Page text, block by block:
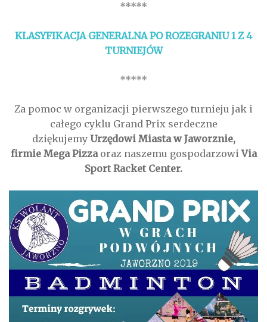
*****
KLASYFIKACJA GENERALNA PO ROZEGRANIU 1 Z 4
TURNIEJÓW
*****
Za pomoc w organizacji pierwszego turnieju jak i
całego cyklu Grand Prix serdeczne
dziękujemy Urzędowi Miasta w Jaworznie,
firmie Mega Pizzaoraz naszemu gospodarzowiVia
Sport Racket Center.